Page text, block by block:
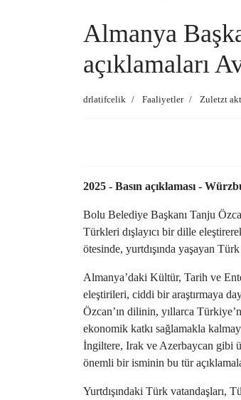
Almanya
açıklamaları
drlatifcelik Faaliyetler Zuletzt
2025 - Basın açıklaması -
Bolu Belediye Başkanı Tanju
Türkleri dışlayıcı bir dille
ötesinde, yurtdışında yaşayan
Almanya’daki Kültür, Tarih ve
eleştirileri, ciddi bir araştırmaya
Özcan’ın dilinin, yıllarca
ekonomik katkı sağlamakla
İngiltere, Irak ve Azerbaycan gibi
önemli bir isminin bu tür
Yurtdışındaki Türk vatandaşları,